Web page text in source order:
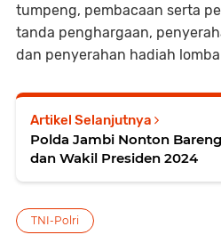
tumpeng, pembacaan serta
tanda penghargaan,
dan penyerahan hadiah
Artikel Selanjutnya
Polda Jambi Nonton
dan Wakil Presiden 2024
TNI-Polri